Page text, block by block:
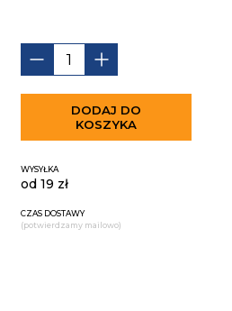
DODAJ DO
KOSZYKA
WYSYŁKA
od 19 zł
CZAS DOSTAWY
(potwierdzamy mailowo)